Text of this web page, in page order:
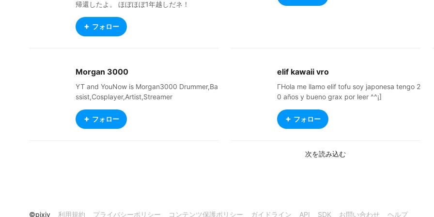
帰還したよ。 ほぼほぼ1年越しだネ！
フォロー
Morgan 3000
YT and YouNow is Morgan3000 Drummer,Ba
ssist,Cosplayer,Artist,Streamer
フォロー
elif kawaii vro
ГHola me llamo elif tofu soy japonesa tengo 2
0 años y bueno grax por leer ^^¡]
フォロー
次を読み込む
©pixiv 利用規約 プライバシーポリシー コンテンツ保護ポリシー ガイドライン API SDK お問い合わせ ヘルプ